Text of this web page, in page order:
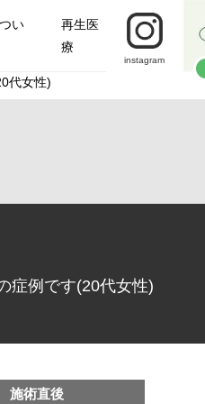
い
再生医
療
instagram
代女性)
症例です(20代女性)
施術直後